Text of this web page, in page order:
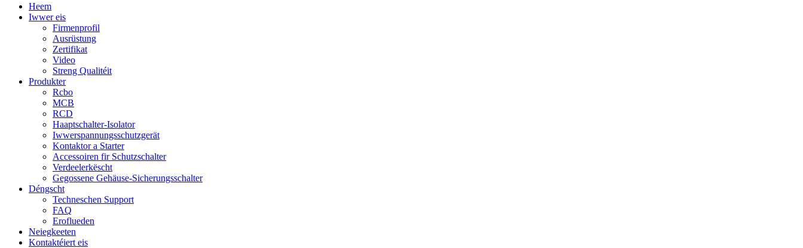
Heem
Iwwer eis
Firmenprofil
Ausrüstung
Zertifikat
Video
Streng Qualitéit
Produkter
Rcbo
MCB
RCD
Haaptschalter-Isolator
Iwwerspannungsschutzgerät
Kontaktor a Starter
Accessoiren fir Schutzschalter
Verdeelerkëscht
Gegossene Gehäuse-Sicherungsschalter
Déngscht
Techneschen Support
FAQ
Eroflueden
Neiegkeeten
Kontaktéiert eis